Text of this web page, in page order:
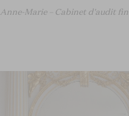
Anne-Marie – Cabinet d'audit